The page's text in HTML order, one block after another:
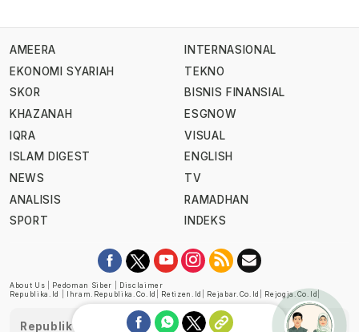
AMEERA
EKONOMI SYARIAH
SKOR
KHAZANAH
IQRA
ISLAM DIGEST
NEWS
ANALISIS
SPORT
INTERNASIONAL
TEKNO
BISNIS FINANSIAL
ESGNOW
VISUAL
ENGLISH
TV
RAMADHAN
INDEKS
About Us Pedoman Siber
Disclaimer
Republika.id
Ihram.republika.co.id Retizen.id Rejabar.co.id Rejogja.co.id
Republika telah diverifikasi oleh Dewan Pers